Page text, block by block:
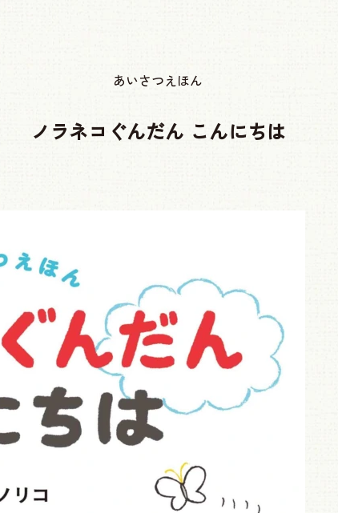
あいさつえほん
ノラネコぐんだん こんにちは